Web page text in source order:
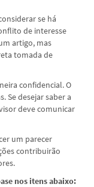
se há
de interesse
artigo, mas
tomada de
confidencial. O
Se desejar saber a
deve comunicar
um parecer
contribuirão
nos itens abaixo: